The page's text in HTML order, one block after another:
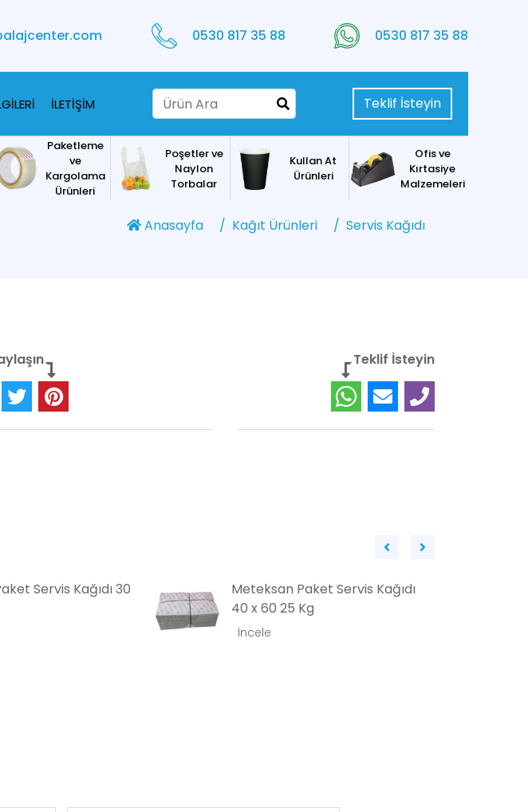
0530 817 35 88 0530 817 35 88
İLETİŞİM Teklif İsteyin
Paketleme
ve
Kargolama
Ürünleri
Poşetler ve
Naylon
Torbalar
Kullan At
Ürünleri
Ofis ve
Kırtasiye
Malzemeleri
Anasayfa Kağıt Ürünleri Servis Kağıdı
Teklif İsteyin
Paket Servis Kağıdı
60 25 Kg
Meteksan Servis Kağıdı 70 x 100
Cm 10 Kg